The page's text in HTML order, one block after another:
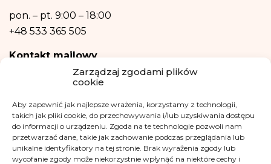
Zarządzaj zgodami plików
cookie
Aby zapewnić jak najlepsze wrażenia, korzystamy z technologii,
takich jak pliki cookie, do przechowywania i/lub uzyskiwania dostępu
do informacji o urządzeniu. Zgoda na te technologie pozwoli nam
przetwarzać dane, takie jak zachowanie podczas przeglądania lub
unikalne identyfikatory na tej stronie. Brak wyrażenia zgody lub
wycofanie zgody może niekorzystnie wpłynąć na niektóre cechy i
również w formie profilowania.
pon. – pt. 9:00 – 18:00
+48 533 365 505
Kontakt mailowy
kontakt@fundacjakasisi.pl
Inspektor Danych Osobowych
Klaudia Kwiatkowska
iod@fundacjakasisi.pl